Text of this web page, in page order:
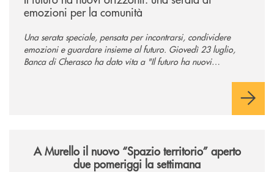
emozioni per la comunità
Una serata speciale, pensata per incontrarsi, condividere
emozioni e guardare insieme al futuro. Giovedì 23 luglio,
Banca di Cherasco ha dato vita a "Il futuro ha nuovi
A Murello il nuovo “Spazio territorio” aperto
due pomeriggi la settimana